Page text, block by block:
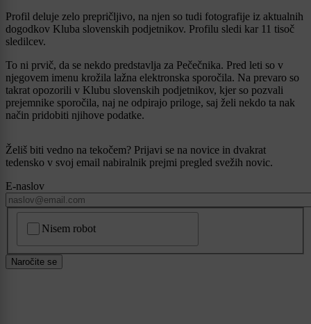
Profil deluje zelo prepričljivo, na njen so tudi fotografije iz aktualnih
dogodkov Kluba slovenskih podjetnikov. Profilu sledi kar 11 tisoč
sledilcev.
To ni prvič, da se nekdo predstavlja za Pečečnika. Pred leti so v
njegovem imenu krožila lažna elektronska sporočila. Na prevaro so
takrat opozorili v Klubu slovenskih podjetnikov, kjer so pozvali
prejemnike sporočila, naj ne odpirajo priloge, saj želi nekdo ta nak
način pridobiti njihove podatke.
Želiš biti vedno na tekočem? Prijavi se na novice in dvakrat
tedensko v svoj email nabiralnik prejmi pregled svežih novic.
E-naslov
Nisem robot
Naročite se